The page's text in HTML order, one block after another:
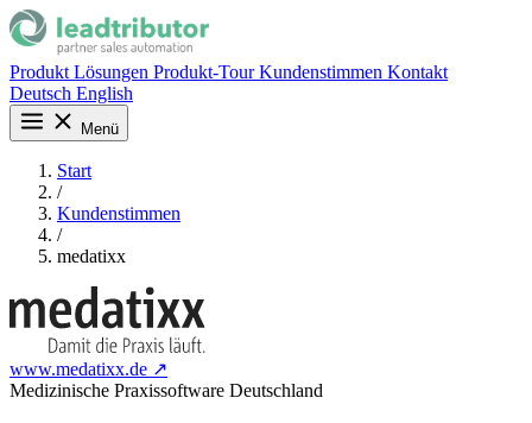
Produkt Lösungen Produkt-TourKundenstimmen Kontakt
Deutsch English
Menü
Start
/
Kundenstimmen
/
medatixx
www.medatixx.de ↗
Medizinische Praxissoftware Deutschland